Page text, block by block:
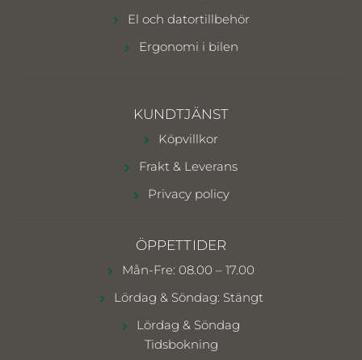
El och datortillbehör
Ergonomi i bilen
KUNDTJÄNST
Köpvillkor
Frakt & Leverans
Privacy policy
ÖPPETTIDER
Mån-Fre: 08.00 – 17.00
Lördag & Söndag: Stängt
Lördag & Söndag
Tidsbokning